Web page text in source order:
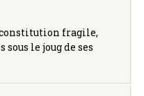
constitution fragile,
le joug de ses